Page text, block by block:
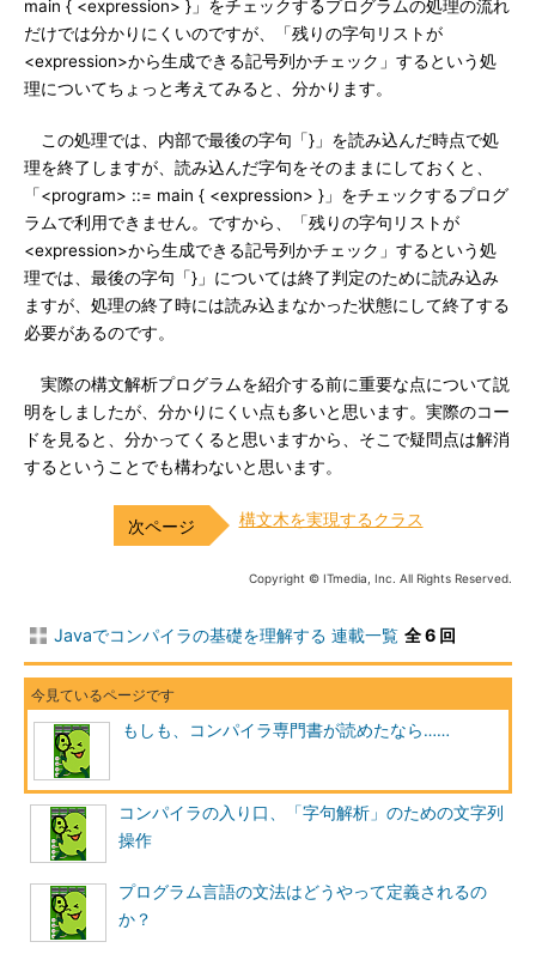
main { <expression> }」をチェックするプログラムの処理の流れ
だけでは分かりにくいのですが、「残りの字句リストが
<expression>から生成できる記号列かチェック」するという処
理についてちょっと考えてみると、分かります。
この処理では、内部で最後の字句「}」を読み込んだ時点で処
理を終了しますが、読み込んだ字句をそのままにしておくと、
「<program> ::= main { <expression> }」をチェックするプログ
ラムで利用できません。ですから、「残りの字句リストが
<expression>から生成できる記号列かチェック」するという処
理では、最後の字句「}」については終了判定のために読み込み
ますが、処理の終了時には読み込まなかった状態にして終了する
必要があるのです。
実際の構文解析プログラムを紹介する前に重要な点について説
明をしましたが、分かりにくい点も多いと思います。実際のコー
ドを見ると、分かってくると思いますから、そこで疑問点は解消
するということでも構わないと思います。
構文木を実現するクラス
Copyright © ITmedia, Inc. All Rights Reserved.
Javaでコンパイラの基礎を理解する 連載一覧 全 6 回
もしも、コンパイラ専門書が読めたなら……
コンパイラの入り口、「字句解析」のための文字列
操作
プログラム言語の文法はどうやって定義されるの
か？